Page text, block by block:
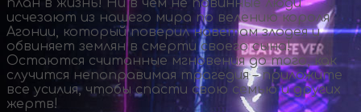
план в жизнь! Ни в чем не повинные люди
исчезают из нашего мира по велению короля
Агонии, который поверил наветам злодея и
обвиняет землян в смерти своего сына!
Остаются считанные мгновения до того, как
случится непоправимая трагедия – приложите
все усилия, чтобы спасти свою семью и других
жертв!